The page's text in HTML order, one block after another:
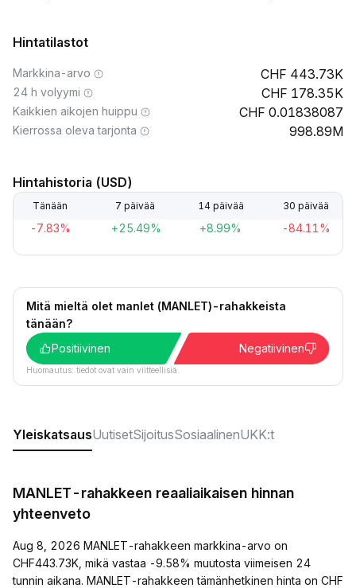
Hintatilastot
Markkina-arvo 443.73K
24 h volyymi 178.35K
Kaikkien aikojen huippu 0.01838087
Kierrossa oleva tarjonta 998.89M
Hintahistoria (USD)
Tänään 7 päivää 14 päivää 30 päivää
-7.83% +25.49% +8.99% -84.11%
Mitä mieltä olet manlet (MANLET)-rahakkeista
tänään?
Positiivinen
Negatiivinen
Huomautus: tiedot ovat vain viitteellisiä.
YleiskatsausUutisetSijoitusSosiaalinenUKK:t
MANLET-rahakkeen reaaliaikaisen hinnan
yhteenveto
Aug 8, 2026 MANLET-rahakkeen markkina-arvo on
CHF443.73K, mikä vastaa -9.58% muutosta viimeisen 24
tunnin aikana. MANLET-rahakkeen tämänhetkinen hinta on CHF